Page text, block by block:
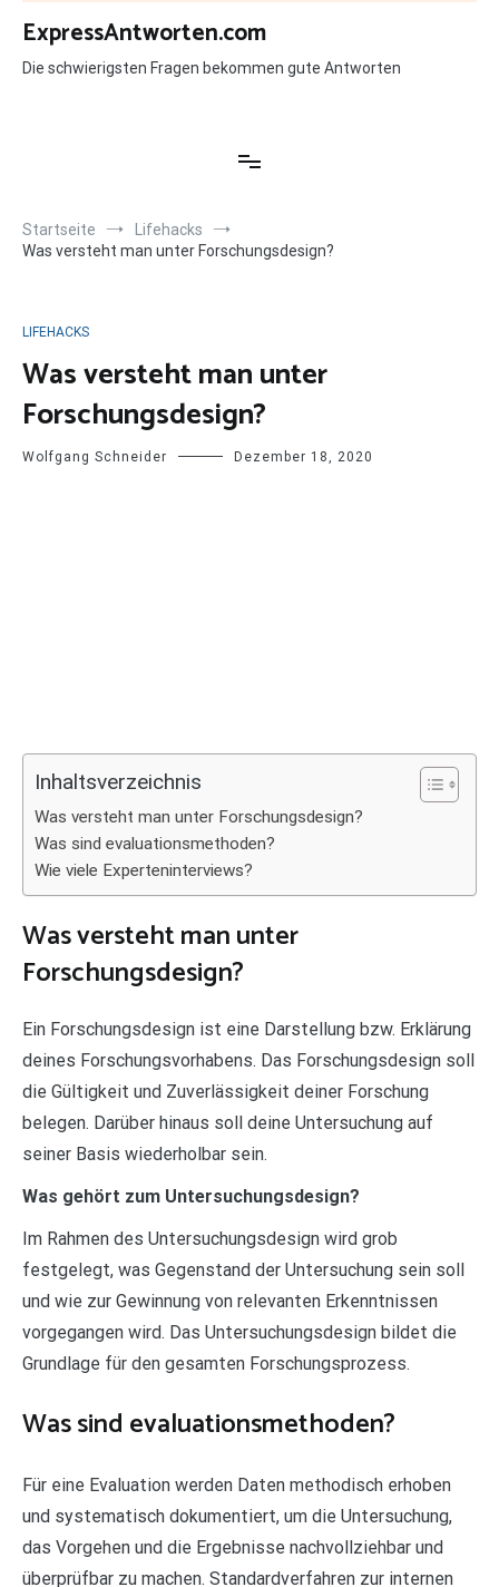
Zum
Inhalt
springen
ExpressAntworten.com
Die schwierigsten Fragen bekommen gute Antworten
Startseite
Lifehacks
Was versteht man unter Forschungsdesign?
LIFEHACKS
Was versteht man unter
Forschungsdesign?
Wolfgang Schneider Dezember 18, 2020
Inhaltsverzeichnis
Was versteht man unter Forschungsdesign?
Was sind evaluationsmethoden?
Wie viele Experteninterviews?
Was versteht man unter
Forschungsdesign?
Ein Forschungsdesign ist eine Darstellung bzw. Erklärung
deines Forschungsvorhabens. Das Forschungsdesign soll
die Gültigkeit und Zuverlässigkeit deiner Forschung
belegen. Darüber hinaus soll deine Untersuchung auf
seiner Basis wiederholbar sein.
Was gehört zum Untersuchungsdesign?
Im Rahmen des Untersuchungsdesign wird grob
festgelegt, was Gegenstand der Untersuchung sein soll
und wie zur Gewinnung von relevanten Erkenntnissen
vorgegangen wird. Das Untersuchungsdesign bildet die
Grundlage für den gesamten Forschungsprozess.
Was sind evaluationsmethoden?
Für eine Evaluation werden Daten methodisch erhoben
und systematisch dokumentiert, um die Untersuchung,
das Vorgehen und die Ergebnisse nachvollziehbar und
überprüfbar zu machen. Standardverfahren zur internen